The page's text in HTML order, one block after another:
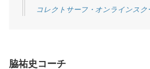
コレクトサーフ・オンラインスク
脇祐史コーチ